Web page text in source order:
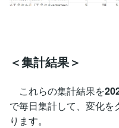
＜集計結果＞
これらの集計結果を
で毎日集計して、変化
ります。